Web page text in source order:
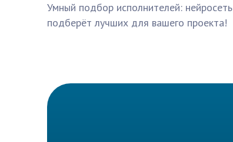
Умный подбор исполнителей: нейросеть
подберёт лучших для вашего проекта!